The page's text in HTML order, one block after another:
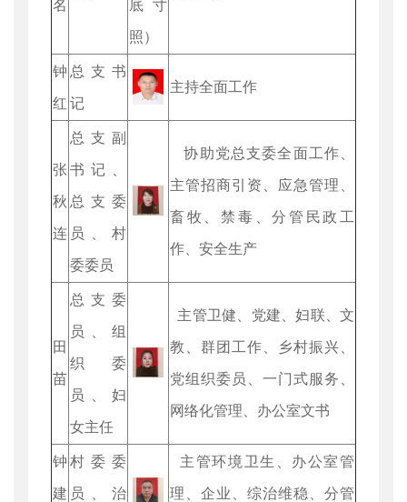
名 底寸
照）
钟
红
总支书
记
主持全面工作
张
秋
连
总支副
书记、
总支委
员、村
委委员
协助党总支委全面工作、
主管招商引资、应急管理、
畜牧、禁毒、分管民政工
作、安全生产
田
苗
总支委
员、组
织委
员、妇
女主任
主管卫健、党建、妇联、文
教、群团工作、乡村振兴、
党组织委员、一门式服务、
网络化管理、办公室文书
钟
建
村委委
员、治
主管环境卫生、办公室管
理、企业、综治维稳、分管